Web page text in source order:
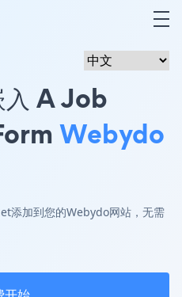
入 A Job
Webydo
添加到您的Webydo网站，无需